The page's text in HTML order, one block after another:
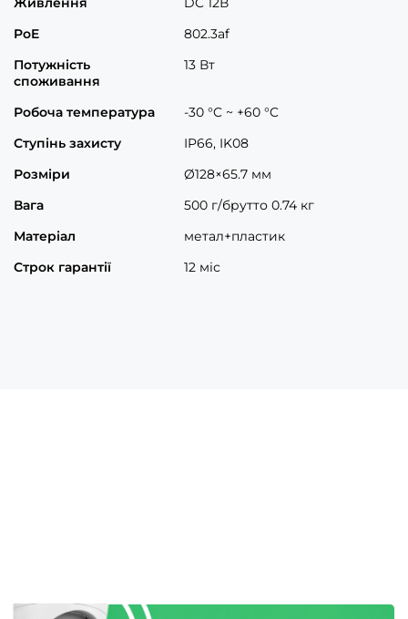
PoE
802.3af
Потужність
споживання
13 Вт
Робоча температура
-30 °C ~ +60 °C
Ступінь захисту
IP66, IK08
Розміри
Ø128×65.7 мм
Вага
500 г/брутто 0.74 кг
Матеріал
метал+пластик
Строк гарантії
12 міс